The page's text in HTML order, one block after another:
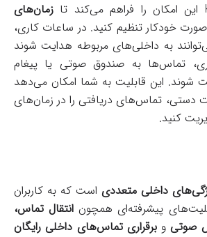
زمان‌های
خودکار تنظیم کنید. در ساعات کاری،
به داخلی‌های مربوطه هدایت شوند
تماس‌ها به صندوق صوتی یا پیغام
این قابلیت به شما امکان می‌دهد
دستی، تماس‌های دریافتی را در زمان‌های
کنید.
داخلی متعددی است که به کاربران
پیشرفته‌ای همچون انتقال تماس،
صوتیوبرقراری تماس‌های داخلی رایگان